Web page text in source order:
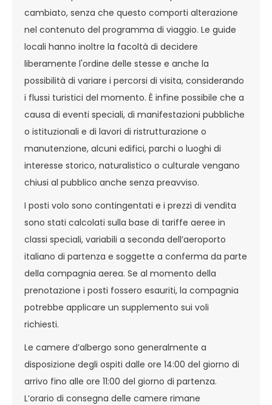
cambiato, senza che questo comporti alterazione
nel contenuto del programma di viaggio. Le guide
locali hanno inoltre la facoltà di decidere
liberamente l'ordine delle stesse e anche la
possibilità di variare i percorsi di visita, considerando
i flussi turistici del momento. È infine possibile che a
causa di eventi speciali, di manifestazioni pubbliche
o istituzionali e di lavori di ristrutturazione o
manutenzione, alcuni edifici, parchi o luoghi di
interesse storico, naturalistico o culturale vengano
chiusi al pubblico anche senza preavviso.
I posti volo sono contingentati e i prezzi di vendita
sono stati calcolati sulla base di tariffe aeree in
classi speciali, variabili a seconda dell’aeroporto
italiano di partenza e soggette a conferma da parte
della compagnia aerea. Se al momento della
prenotazione i posti fossero esauriti, la compagnia
potrebbe applicare un supplemento sui voli
richiesti.
Le camere d’albergo sono generalmente a
disposizione degli ospiti dalle ore 14:00 del giorno di
arrivo fino alle ore 11:00 del giorno di partenza.
L’orario di consegna delle camere rimane